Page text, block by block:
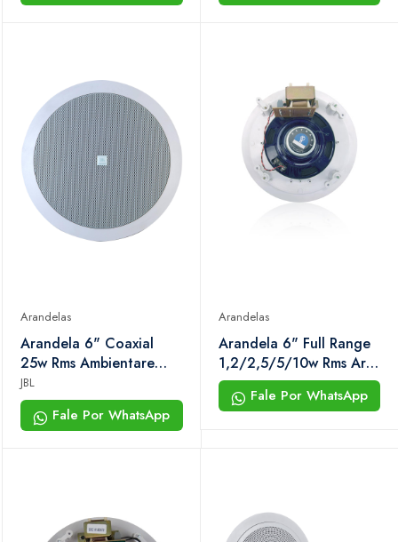
Arandelas
Arandela 6" Coaxial
25w Rms Ambientare
6co2r Branca Jbl (c/
2unid.)
JBL
Fale Por WhatsApp
Arandelas
Arandela 6" Full Range
1,2/2,5/5/10w Rms Ar-
610 tf Hayonik
Fale Por WhatsApp